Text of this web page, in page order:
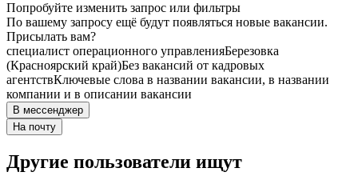
Попробуйте изменить запрос или фильтры
По вашему запросу ещё будут появляться новые вакансии.
Присылать вам?
специалист операционного управленияБерезовка
(Красноярский край)Без вакансий от кадровых
агентствКлючевые слова в названии вакансии, в названии
компании и в описании вакансии
В мессенджер
На почту
Другие пользователи ищут